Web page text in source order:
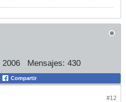
2006 Mensajes: 430
Compartir
#12